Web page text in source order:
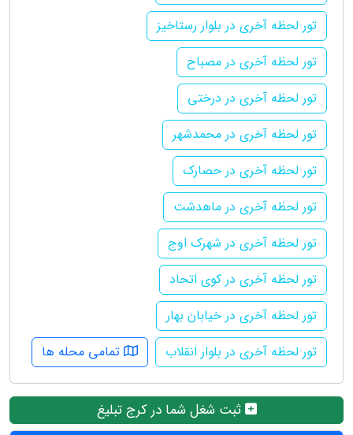
تور لحظه آخری در بلوار رستاخیز
تور لحظه آخری در مصباح
تور لحظه آخری در درختی
تور لحظه آخری در محمدشهر
تور لحظه آخری در حصارک
تور لحظه آخری در ماهدشت
تور لحظه آخری در شهرک اوج
تور لحظه آخری در کوی اتحاد
تور لحظه آخری در خیابان بهار
تور لحظه آخری در بلوار انقلاب
تمامی محله ها
ثبت شغل شما در کرج تبلیغ